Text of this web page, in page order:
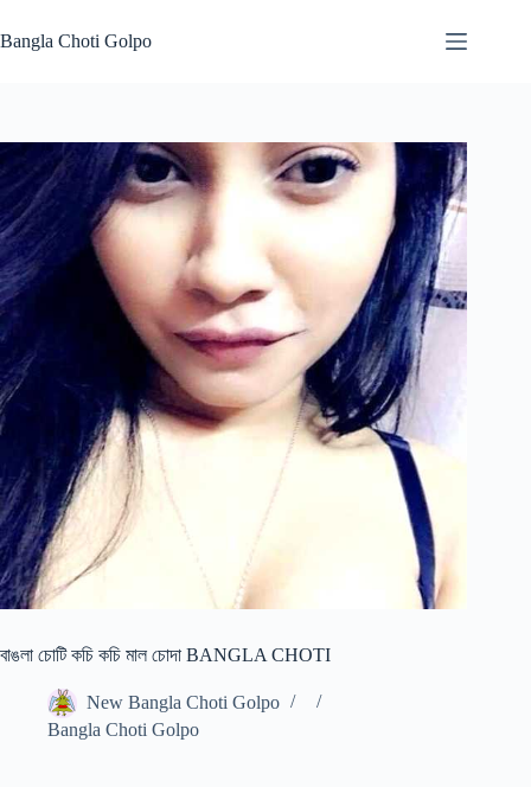
to
content
Bangla Choti Golpo
বাঙলা চোটি কচি কচি মাল চোদা BANGLA CHOTI
New Bangla Choti Golpo
Bangla Choti Golpo